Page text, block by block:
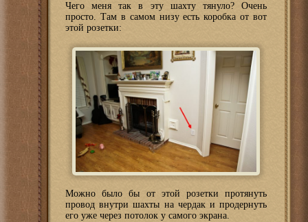
Чего меня так в эту шахту тянуло? Очень
просто. Там в самом низу есть коробка от вот
этой розетки:
Можно было бы от этой розетки протянуть
провод внутри шахты на чердак и продернуть
его уже через потолок у самого экрана.